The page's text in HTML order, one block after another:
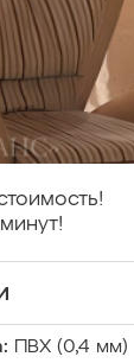
ПВХ (0,4 мм)